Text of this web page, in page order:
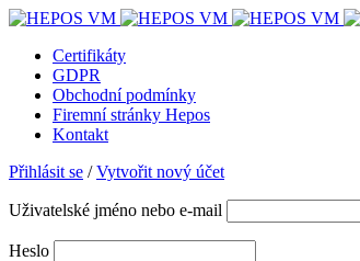
Certifikáty
GDPR
Obchodní podmínky
Firemní stránky Hepos
Kontakt
Přihlásit se /Vytvořit nový účet
Uživatelské jméno nebo e-mail
Heslo